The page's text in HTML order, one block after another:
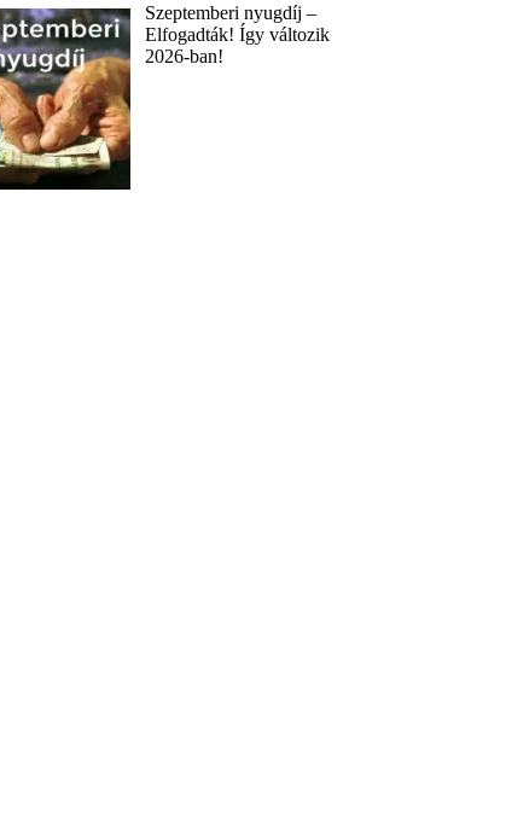
Szeptemberi nyugdíj –
Elfogadták! Így változik
2026-ban!